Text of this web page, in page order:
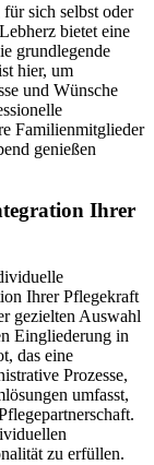
sich selbst oder
bietet eine
grundlegende
hier, um
und Wünsche
Familienmitglieder
genießen
Ihrer
Ihrer Pflegekraft
gezielten Auswahl
Eingliederung in
das eine
Prozesse,
umfasst,
zu erfüllen.